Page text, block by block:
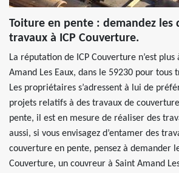
Toiture en pente : demandez les
travaux à ICP Couverture.
La réputation de ICP Couverture n’est
Amand Les Eaux, dans le 59230 pour tous
Les propriétaires s’adressent à lui de
projets relatifs à des travaux de
pente, il est en mesure de réaliser des
aussi, si vous envisagez d’entamer des
couverture en pente, pensez à demander
Couverture, un couvreur à Saint Amand